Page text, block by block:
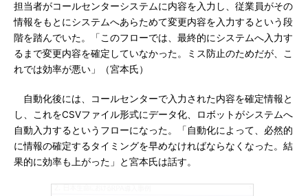
担当者がコールセンターシステムに内容を入力し、従業員がその
情報をもとにシステムへあらためて変更内容を入力するという段
階を踏んでいた。「このフローでは、最終的にシステムへ入力す
るまで変更内容を確定していなかった。ミス防止のためだが、こ
れでは効率が悪い」（宮本氏）
自動化後には、コールセンターで入力された内容を確定情報と
し、これをCSVファイル形式にデータ化、ロボットがシステムへ
自動入力するというフローになった。「自動化によって、必然的
に情報の確定するタイミングを早めなければならなくなった。結
果的に効率も上がった」と宮本氏は話す。